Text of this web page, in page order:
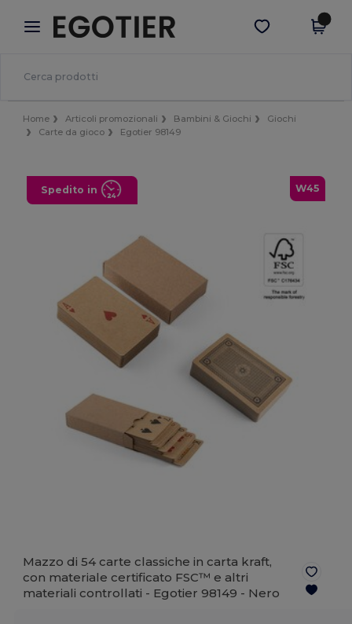
× App Egotier
Prezzi migliori sull'app!
Scarica app
Home Articoli promozionali Bambini & Giochi
Giochi
Carte da gioco
Egotier 98149
W45
Spedito in
Mazzo di 54 carte classiche in carta kraft,
con materiale certificato FSC™ e altri
materiali controllati - Egotier 98149 - Nero